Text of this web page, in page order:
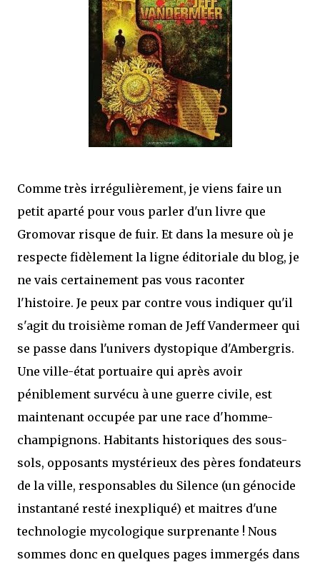
mettre sous tous les yeux. C'est cela...
Comme très irrégulièrement, je viens faire un
petit aparté pour vous parler d'un livre que
Gromovar risque de fuir. Et dans la mesure où je
respecte fidèlement la ligne éditoriale du blog, je
ne vais certainement pas vous raconter
l'histoire. Je peux par contre vous indiquer qu'il
s'agit du troisième roman de Jeff Vandermeer qui
se passe dans l'univers dystopique d'Ambergris.
Une ville-état portuaire qui après avoir
péniblement survécu à une guerre civile, est
maintenant occupée par une race d'homme-
champignons. Habitants historiques des sous-
sols, opposants mystérieux des pères fondateurs
de la ville, responsables du Silence (un génocide
instantané resté inexpliqué) et maitres d'une
technologie mycologique surprenante ! Nous
sommes donc en quelques pages immergés dans